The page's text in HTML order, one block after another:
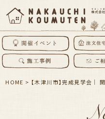
HOME > 【木津川市】完成見学会│